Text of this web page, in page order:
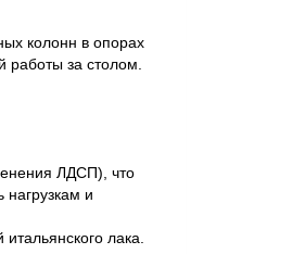
колонн в опорах
работы за столом.
ЛДСП), что
нагрузкам и
лака.